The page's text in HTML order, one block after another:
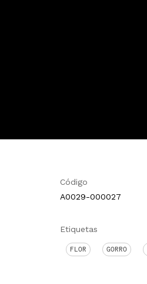
Código
A0029-000027
Etiquetas
FLOR GORRO